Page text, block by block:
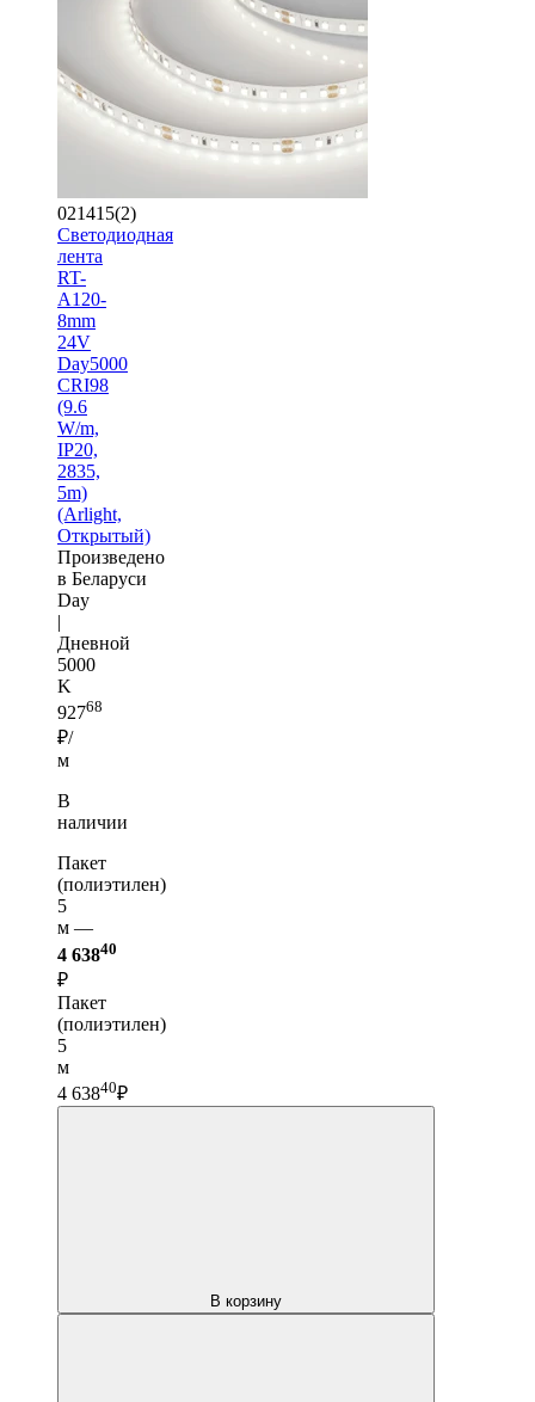
021415(2)
Светодиодная
лента
RT-
A120-
8mm
24V
Day5000
CRI98
(9.6
W/m,
IP20,
2835,
5m)
(Arlight,
Открытый)
Произведено
в Беларуси
Day
|
Дневной
5000
K
92768
₽/
м
В
наличии
Пакет
(полиэтилен)
5
м —
4 63840
₽
Пакет
(полиэтилен)
5
м
4 63840₽
В корзину